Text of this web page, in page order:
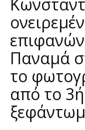
Παναμά
το
από το